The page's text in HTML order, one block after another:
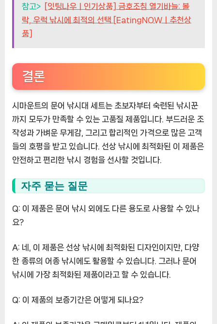
참고>
[잇팅나우ㅣ인기상품] 금호조침 열기바늘: 볼
락, 우럭 낚시에 최적의 선택 [EatingNOWㅣ추천상
품]
결론
시마운트의 문어 낚시대 세트는 초보자부터 숙련된 낚시꾼
까지 모두가 만족할 수 있는 고품질 제품입니다. 부드러운 조
작성과 가벼운 무게감, 그리고 합리적인 가격으로 많은 고객
들의 호평을 받고 있습니다. 선상 낚시에 최적화된 이 제품은
안전하고 편리한 낚시 경험을 선사할 것입니다.
자주 묻는 질문
Q: 이 제품은 문어 낚시 외에도 다른 용도로 사용할 수 있나
요?
A: 네, 이 제품은 선상 낚시에 최적화된 디자인이지만, 다양
한 종류의 어종 낚시에도 활용할 수 있습니다. 그러나 문어
낚시에 가장 최적화된 제품이라고 할 수 있습니다.
Q: 이 제품의 보증기간은 어떻게 되나요?